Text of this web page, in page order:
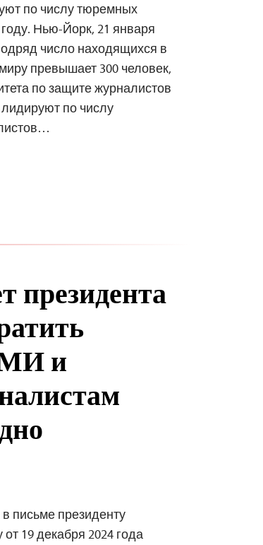
по числу тюремных
Нью-Йорк, 21 января
число находящихся в
превышает 300 человек,
по защите журналистов
по числу
и
письме президенту
19 декабря 2024 года